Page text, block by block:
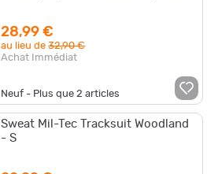
28,99 €
au lieu de32,90 €
Achat Immédiat
Neuf - Plus que2 articles
Sweat Mil-Tec Tracksuit Woodland
- S